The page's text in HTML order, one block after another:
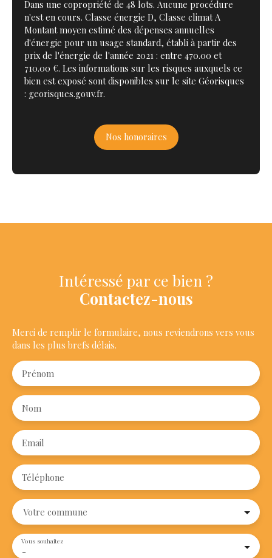
Dans une copropriété de 48 lots. Aucune procédure
n'est en cours. Classe énergie D, Classe climat A
Montant moyen estimé des dépenses annuelles
d'énergie pour un usage standard, établi à partir des
prix de l'énergie de l'année 2021 : entre 470.00 et
710.00 €. Les informations sur les risques auxquels ce
bien est exposé sont disponibles sur le site Géorisques
: georisques.gouv.fr.
Nos honoraires
Intéressé par ce bien ?
Contactez-nous
Merci de remplir le formulaire, nous reviendrons vers vous
dans les plus brefs délais.
Prénom
Nom
Email
Téléphone
Votre commune
-
Vous souhaitez